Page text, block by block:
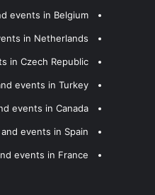
events in Belgium
in Netherlands
in Czech Republic
events in Turkey
events in Canada
events in Spain
events in France